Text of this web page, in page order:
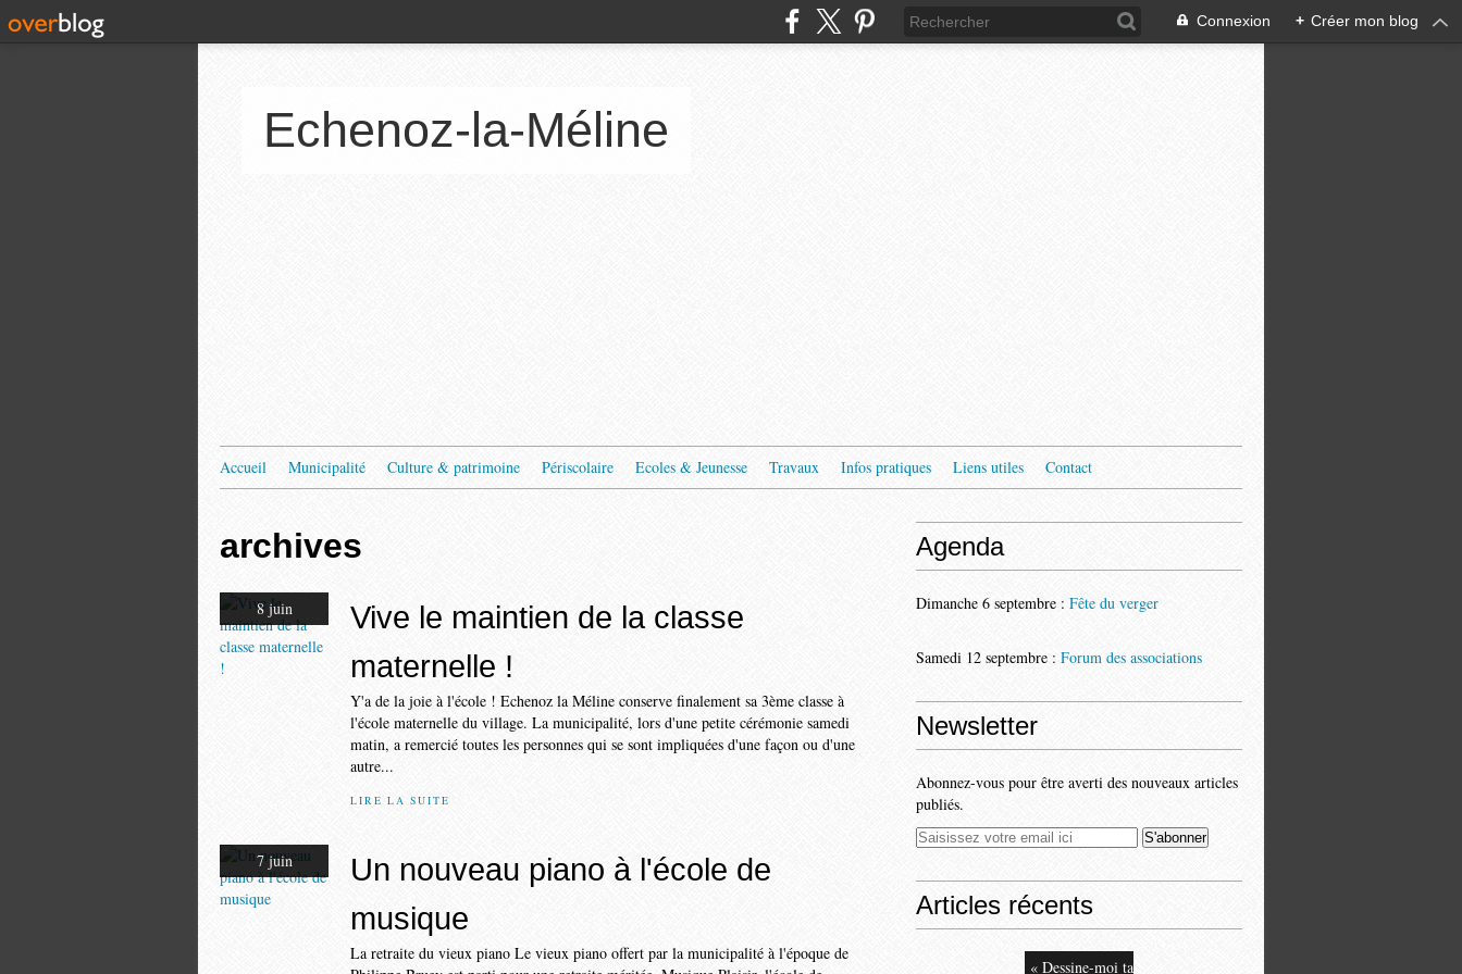
Connexion + Créer mon blog
Echenoz-la-Méline
Accueil Municipalité Culture & patrimoine Périscolaire Ecoles & Jeunesse Travaux Infos pratiques Liens utiles Contact
archives
8 juin
Vive le maintien de la classe
maternelle !
Y'a de la joie à l'école ! Echenoz la Méline conserve finalement sa 3ème classe à
l'école maternelle du village. La municipalité, lors d'une petite cérémonie samedi
matin, a remercié toutes les personnes qui se sont impliquées d'une façon ou d'une
autre...
LIRE LA SUITE
7 juin
Un nouveau piano à l'école de
musique
La retraite du vieux piano Le vieux piano offert par la municipalité à l'époque de
Agenda
Dimanche 6 septembre : Fête du verger
Samedi 12 septembre : Forum des associations
Newsletter
Abonnez-vous pour être averti des nouveaux articles
publiés.
Articles récents
« Dessine-moi ta